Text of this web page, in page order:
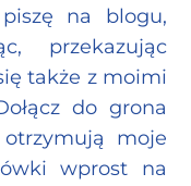
na blogu,
przekazując
także z moimi
do grona
moje
wprost na